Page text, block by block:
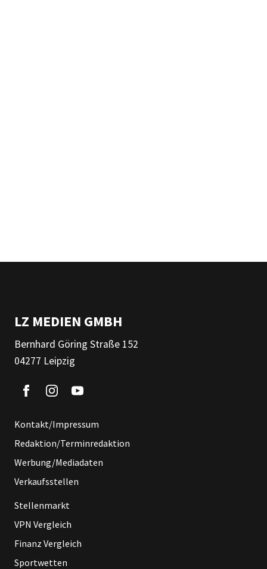
LZ MEDIEN GMBH
Bernhard Göring Straße 152
04277 Leipzig
Kontakt/Impressum
Redaktion/Terminredaktion
Werbung/Mediadaten
Verkaufsstellen
Stellenmarkt
VPN Vergleich
Finanz Vergleich
Sportwetten